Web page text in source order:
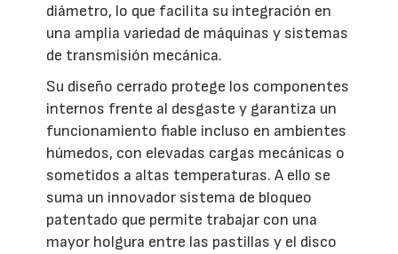
diámetro, lo que facilita su integración en
una amplia variedad de máquinas y sistemas
de transmisión mecánica.
Su diseño cerrado protege los componentes
internos frente al desgaste y garantiza un
funcionamiento fiable incluso en ambientes
húmedos, con elevadas cargas mecánicas o
sometidos a altas temperaturas. A ello se
suma un innovador sistema de bloqueo
patentado que permite trabajar con una
mayor holgura entre las pastillas y el disco